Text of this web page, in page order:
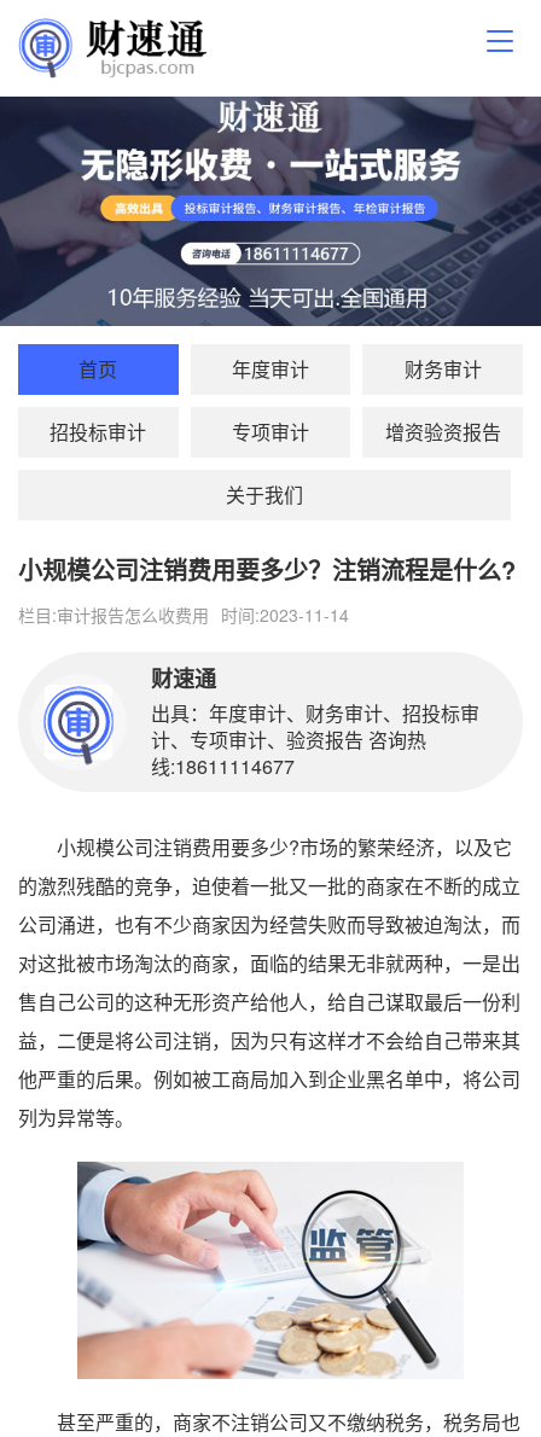
首页 年度审计 财务审计
招投标审计 专项审计 增资验资报告
关于我们
小规模公司注销费用要多少？注销流程是什么?
栏目:审计报告怎么收费用 时间:2023-11-14
财速通
出具：年度审计、财务审计、招投标审
计、专项审计、验资报告 咨询热
线:18611114677
小规模公司注销费用要多少?市场的繁荣经济，以及它
的激烈残酷的竞争，迫使着一批又一批的商家在不断的成立
公司涌进，也有不少商家因为经营失败而导致被迫淘汰，而
对这批被市场淘汰的商家，面临的结果无非就两种，一是出
售自己公司的这种无形资产给他人，给自己谋取最后一份利
益，二便是将公司注销，因为只有这样才不会给自己带来其
他严重的后果。例如被工商局加入到企业黑名单中，将公司
列为异常等。
甚至严重的，商家不注销公司又不缴纳税务，税务局也